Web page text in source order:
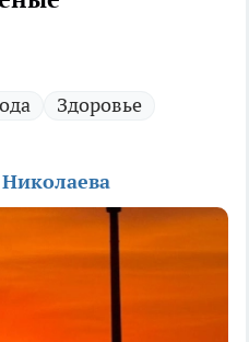
Здоровье